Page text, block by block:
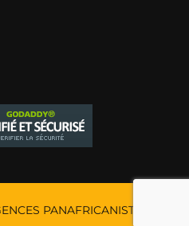
PANAFRICANISTES